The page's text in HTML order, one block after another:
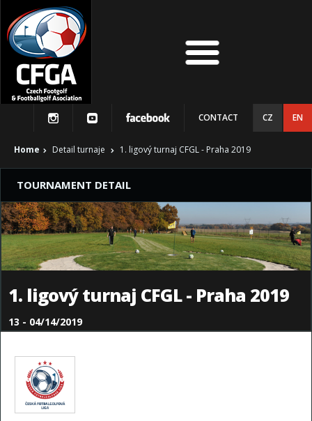
CONTACT CZ EN
Home Detail turnaje 1. ligový turnaj CFGL - Praha 2019
TOURNAMENT DETAIL
1. ligový turnaj CFGL - Praha 2019
13 - 04/14/2019